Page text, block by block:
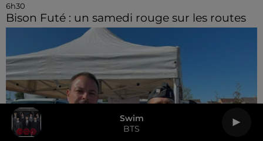
Swim
BTS
6h30
Bison Futé : un samedi rouge sur les routes